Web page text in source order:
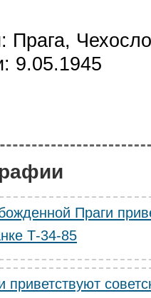
Прага,
9.05.1945
Праги
Т-34-85
приветствуют